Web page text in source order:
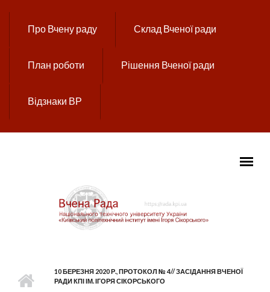
Про Вчену раду Склад Вченої ради
План роботи Рішення Вченої ради
Відзнаки ВР
10 БЕРЕЗНЯ 2020 Р., ПРОТОКОЛ № 4// ЗАСІДАННЯ ВЧЕНОЇ
РАДИ КПІ ІМ. ІГОРЯ СІКОРСЬКОГО